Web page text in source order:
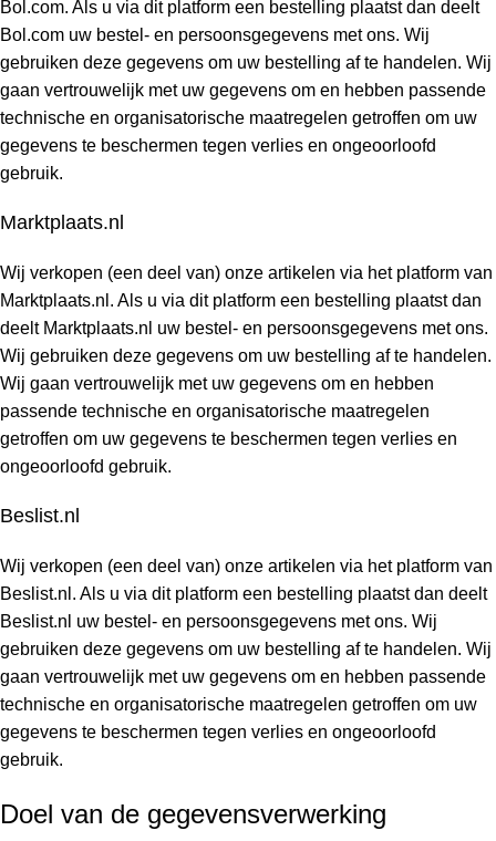
Bol.com. Als u via dit platform een bestelling plaatst dan deelt
Bol.com uw bestel- en persoonsgegevens met ons. Wij
gebruiken deze gegevens om uw bestelling af te handelen. Wij
gaan vertrouwelijk met uw gegevens om en hebben passende
technische en organisatorische maatregelen getroffen om uw
gegevens te beschermen tegen verlies en ongeoorloofd
gebruik.
Marktplaats.nl
Wij verkopen (een deel van) onze artikelen via het platform van
Marktplaats.nl. Als u via dit platform een bestelling plaatst dan
deelt Marktplaats.nl uw bestel- en persoonsgegevens met ons.
Wij gebruiken deze gegevens om uw bestelling af te handelen.
Wij gaan vertrouwelijk met uw gegevens om en hebben
passende technische en organisatorische maatregelen
getroffen om uw gegevens te beschermen tegen verlies en
ongeoorloofd gebruik.
Beslist.nl
Wij verkopen (een deel van) onze artikelen via het platform van
Beslist.nl. Als u via dit platform een bestelling plaatst dan deelt
Beslist.nl uw bestel- en persoonsgegevens met ons. Wij
gebruiken deze gegevens om uw bestelling af te handelen. Wij
gaan vertrouwelijk met uw gegevens om en hebben passende
technische en organisatorische maatregelen getroffen om uw
gegevens te beschermen tegen verlies en ongeoorloofd
gebruik.
Doel van de gegevensverwerking